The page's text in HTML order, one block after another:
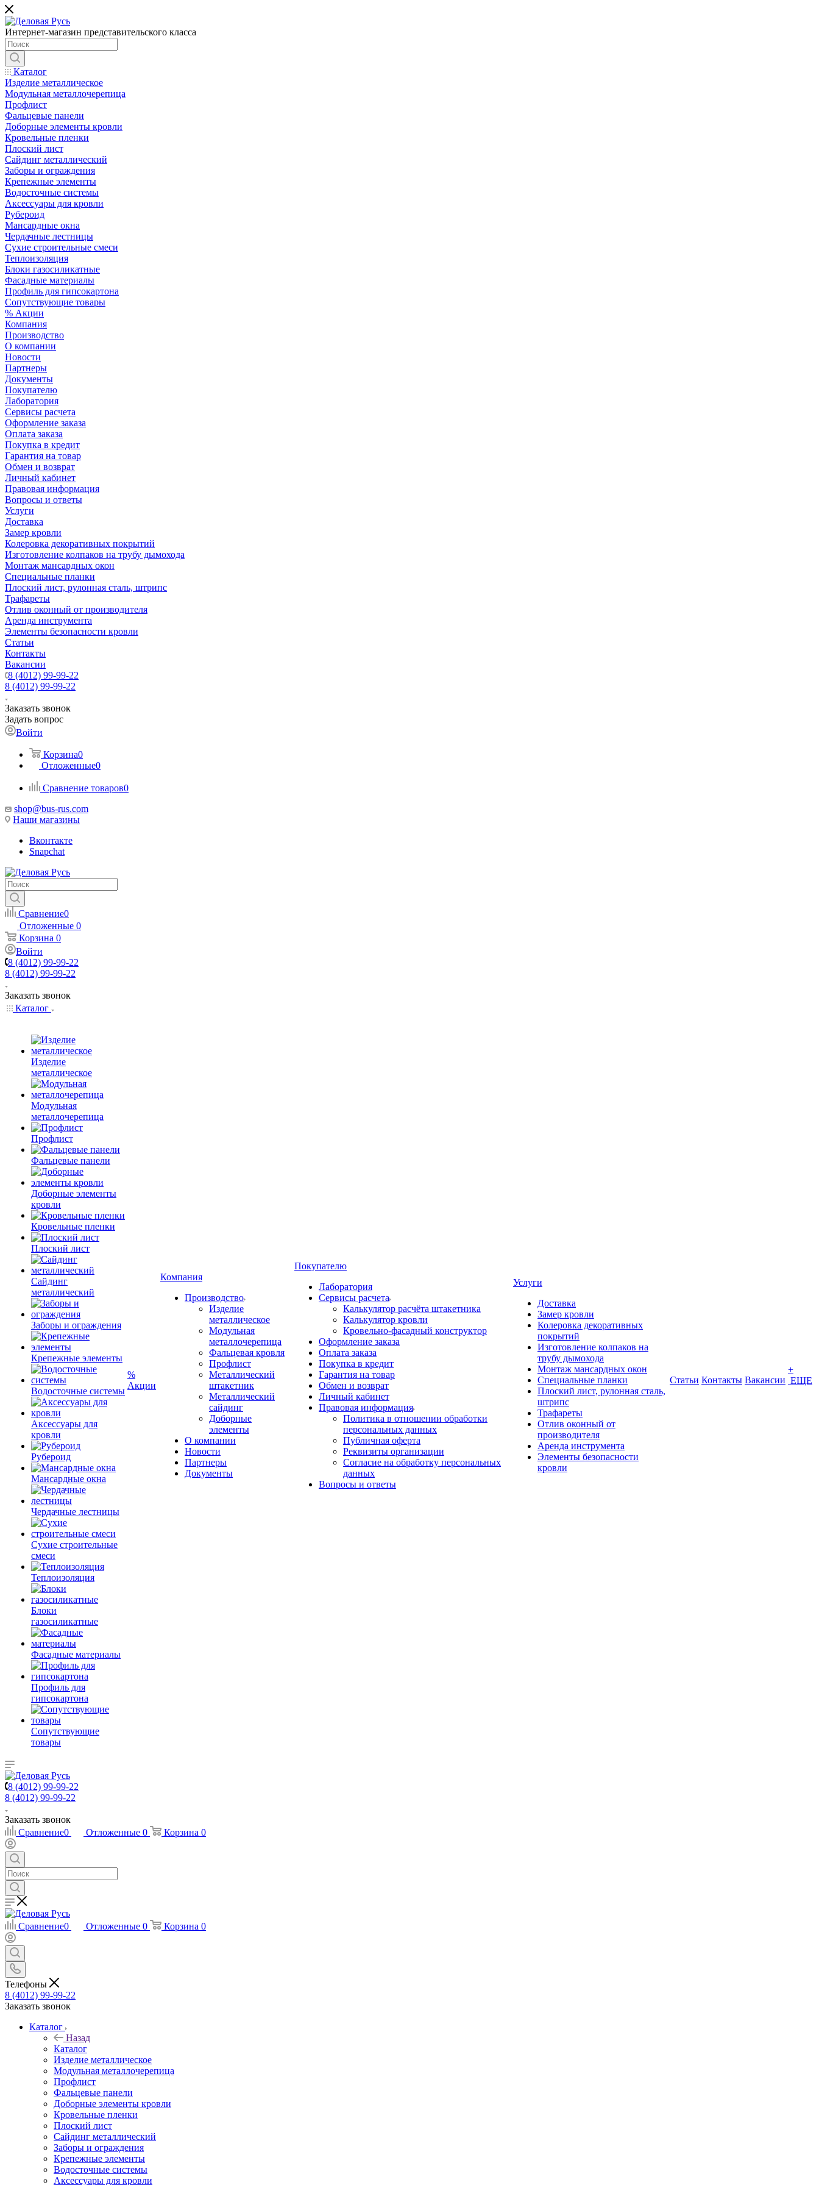
Интернет-магазин представительского класса
Каталог
Изделие металлическое
Модульная металлочерепица
Профлист
Фальцевые панели
Доборные элементы кровли
Кровельные пленки
Плоский лист
Сайдинг металлический
Заборы и ограждения
Крепежные элементы
Водосточные системы
Аксессуары для кровли
Рубероид
Мансардные окна
Чердачные лестницы
Сухие строительные смеси
Теплоизоляция
Блоки газосиликатные
Фасадные материалы
Профиль для гипсокартона
Сопутствующие товары
% Акции
Компания
Производство
О компании
Новости
Партнеры
Документы
Покупателю
Лаборатория
Сервисы расчета
Оформление заказа
Оплата заказа
Покупка в кредит
Гарантия на товар
Обмен и возврат
Личный кабинет
Правовая информация
Вопросы и ответы
Услуги
Доставка
Замер кровли
Колеровка декоративных покрытий
Изготовление колпаков на трубу дымохода
Монтаж мансардных окон
Специальные планки
Плоский лист, рулонная сталь, штрипс
Трафареты
Отлив оконный от производителя
Аренда инструмента
Элементы безопасности кровли
Статьи
Контакты
Вакансии
8 (4012) 99-99-22
8 (4012) 99-99-22
Заказать звонок
Задать вопрос
Войти
Корзина0
Отложенные0
Сравнение товаров0
shop@bus-rus.com
Наши магазины
Вконтакте
Snapchat
Сравнение0
Отложенные 0
Корзина 0
Войти
8 (4012) 99-99-22
8 (4012) 99-99-22
Заказать звонок
Каталог
Изделие
металлическое
Модульная
металлочерепица
Профлист
Фальцевые панели
Доборные элементы
кровли
Кровельные пленки
Плоский лист
Сайдинг
металлический
Заборы и ограждения
Крепежные элементы
Водосточные системы
Аксессуары для
кровли
Рубероид
Мансардные окна
Чердачные лестницы
Сухие строительные
смеси
Теплоизоляция
Блоки
газосиликатные
Фасадные материалы
Профиль для
гипсокартона
Сопутствующие
товары
%
Акции
Компания
Производство
Изделие
металлическое
Модульная
металлочерепица
Фальцевая кровля
Профлист
Металлический
штакетник
Металлический
сайдинг
Доборные
элементы
О компании
Новости
Партнеры
Документы
Покупателю
Лаборатория
Сервисы расчета
Калькулятор расчёта штакетника
Калькулятор кровли
Кровельно-фасадный конструктор
Оформление заказа
Оплата заказа
Покупка в кредит
Гарантия на товар
Обмен и возврат
Личный кабинет
Правовая информация
Политика в отношении обработки
персональных данных
Публичная оферта
Реквизиты организации
Согласие на обработку персональных
данных
Вопросы и ответы
Услуги
Доставка
Замер кровли
Колеровка декоративных
покрытий
Изготовление колпаков на
трубу дымохода
Монтаж мансардных окон
Специальные планки
Плоский лист, рулонная сталь,
штрипс
Трафареты
Отлив оконный от
производителя
Аренда инструмента
Элементы безопасности
кровли
Статьи Контакты Вакансии
+
ЕЩЕ
8 (4012) 99-99-22
8 (4012) 99-99-22
Заказать звонок
Сравнение0 Отложенные 0 Корзина 0
Сравнение0 Отложенные 0 Корзина 0
Телефоны
8 (4012) 99-99-22
Заказать звонок
Каталог
Назад
Каталог
Изделие металлическое
Модульная металлочерепица
Профлист
Фальцевые панели
Доборные элементы кровли
Кровельные пленки
Плоский лист
Сайдинг металлический
Заборы и ограждения
Крепежные элементы
Водосточные системы
Аксессуары для кровли